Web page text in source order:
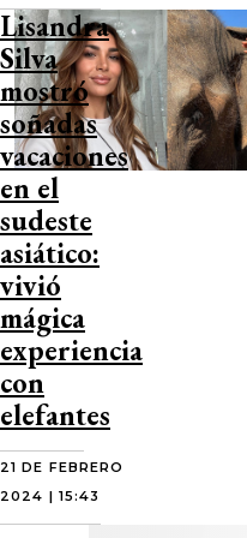
Lisandra
Silva
mostró
soñadas
vacaciones
en el
sudeste
asiático:
vivió
mágica
experiencia
con
elefantes
21 DE FEBRERO
2024 | 15:43